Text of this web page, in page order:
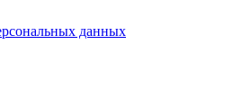
данных